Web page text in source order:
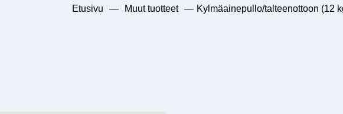
Etusivu — Muut tuotteet — Kylmäainepullo/talteenottoon (12